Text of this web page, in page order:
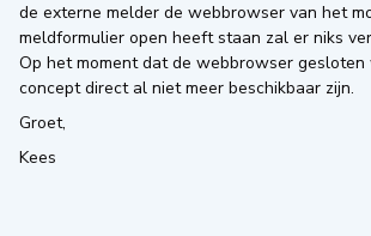
de externe melder de webbrowser van het
meldformulier open heeft staan zal er niks
Op het moment dat de webbrowser
concept direct al niet meer beschikbaar zijn.
Groet,
Kees